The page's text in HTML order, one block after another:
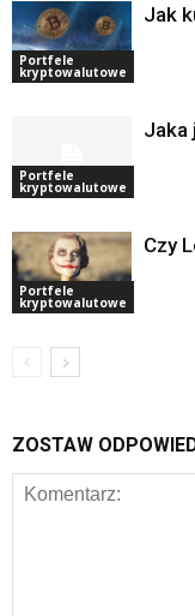
Portfele
kryptowalutowe
Jak
Portfele
kryptowalutowe
Jaka
Portfele
kryptowalutowe
Czy
ZOSTAW